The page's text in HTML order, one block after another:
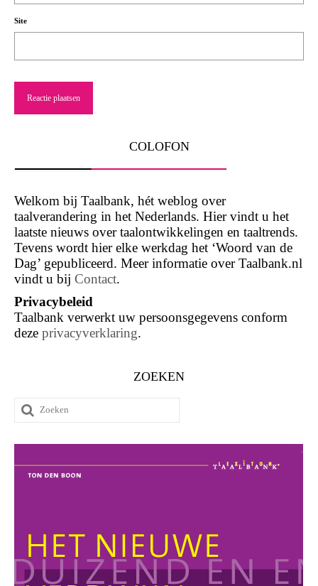
Site
COLOFON
Welkom bij Taalbank, hét weblog over
taalverandering in het Nederlands. Hier vindt u het
laatste nieuws over taalontwikkelingen en taaltrends.
Tevens wordt hier elke werkdag het ‘Woord van de
Dag’ gepubliceerd. Meer informatie over Taalbank.nl
vindt u bij Contact.
Privacybeleid
Taalbank verwerkt uw persoonsgegevens conform
deze privacyverklaring.
ZOEKEN
Zoeken
naar: